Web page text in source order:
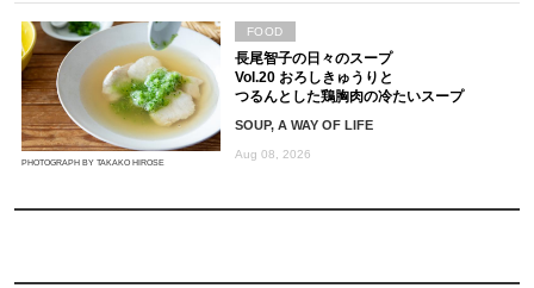
PHOTOGRAPH BY TAKAKO HIROSE
長尾智子の日々のスープ
Vol.20 おろしきゅうりと
つるんとした鶏胸肉の冷たいスープ
SOUP, A WAY OF LIFE
Aug 08, 2026
FOOD